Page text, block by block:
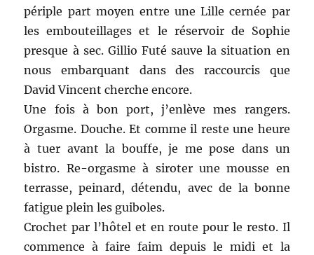
périple part moyen entre une Lille cernée par
les embouteillages et le réservoir de Sophie
presque à sec. Gillio Futé sauve la situation en
nous embarquant dans des raccourcis que
David Vincent cherche encore.
Une fois à bon port, j’enlève mes rangers.
Orgasme. Douche. Et comme il reste une heure
à tuer avant la bouffe, je me pose dans un
bistro. Re-orgasme à siroter une mousse en
terrasse, peinard, détendu, avec de la bonne
fatigue plein les guiboles.
Crochet par l’hôtel et en route pour le resto. Il
commence à faire faim depuis le midi et la